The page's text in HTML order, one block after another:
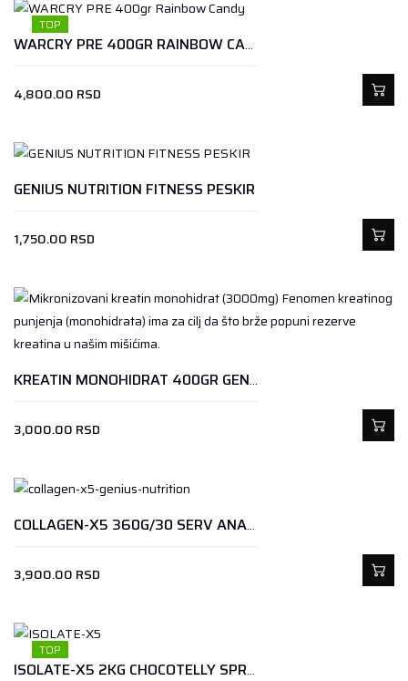
TOP
WARCRY PRE 400GR RAINBOW CANDY
4,800.00 RSD
GENIUS NUTRITION FITNESS PESKIR
1,750.00 RSD
KREATIN MONOHIDRAT 400GR GENIUS NUTRITON
3,000.00 RSD
COLLAGEN-X5 360G/30 SERV ANANAS
3,900.00 RSD
TOP
ISOLATE-X5 2KG CHOCOTELLY SPREAD